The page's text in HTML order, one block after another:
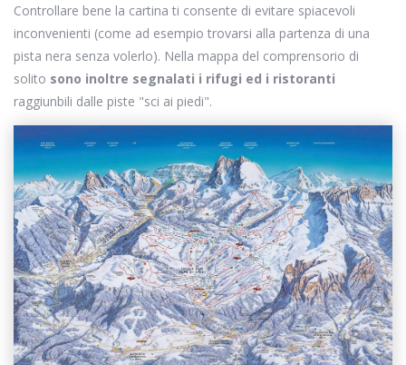
Controllare bene la cartina ti consente di evitare spiacevoli
inconvenienti (come ad esempio trovarsi alla partenza di una
pista nera senza volerlo). Nella mappa del comprensorio di
solito sono inoltre segnalati i rifugi ed i ristoranti
raggiunbili dalle piste "sci ai piedi".